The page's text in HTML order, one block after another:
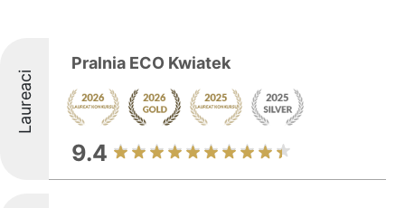
Laureaci
Pralnia ECO Kwiatek
9.4